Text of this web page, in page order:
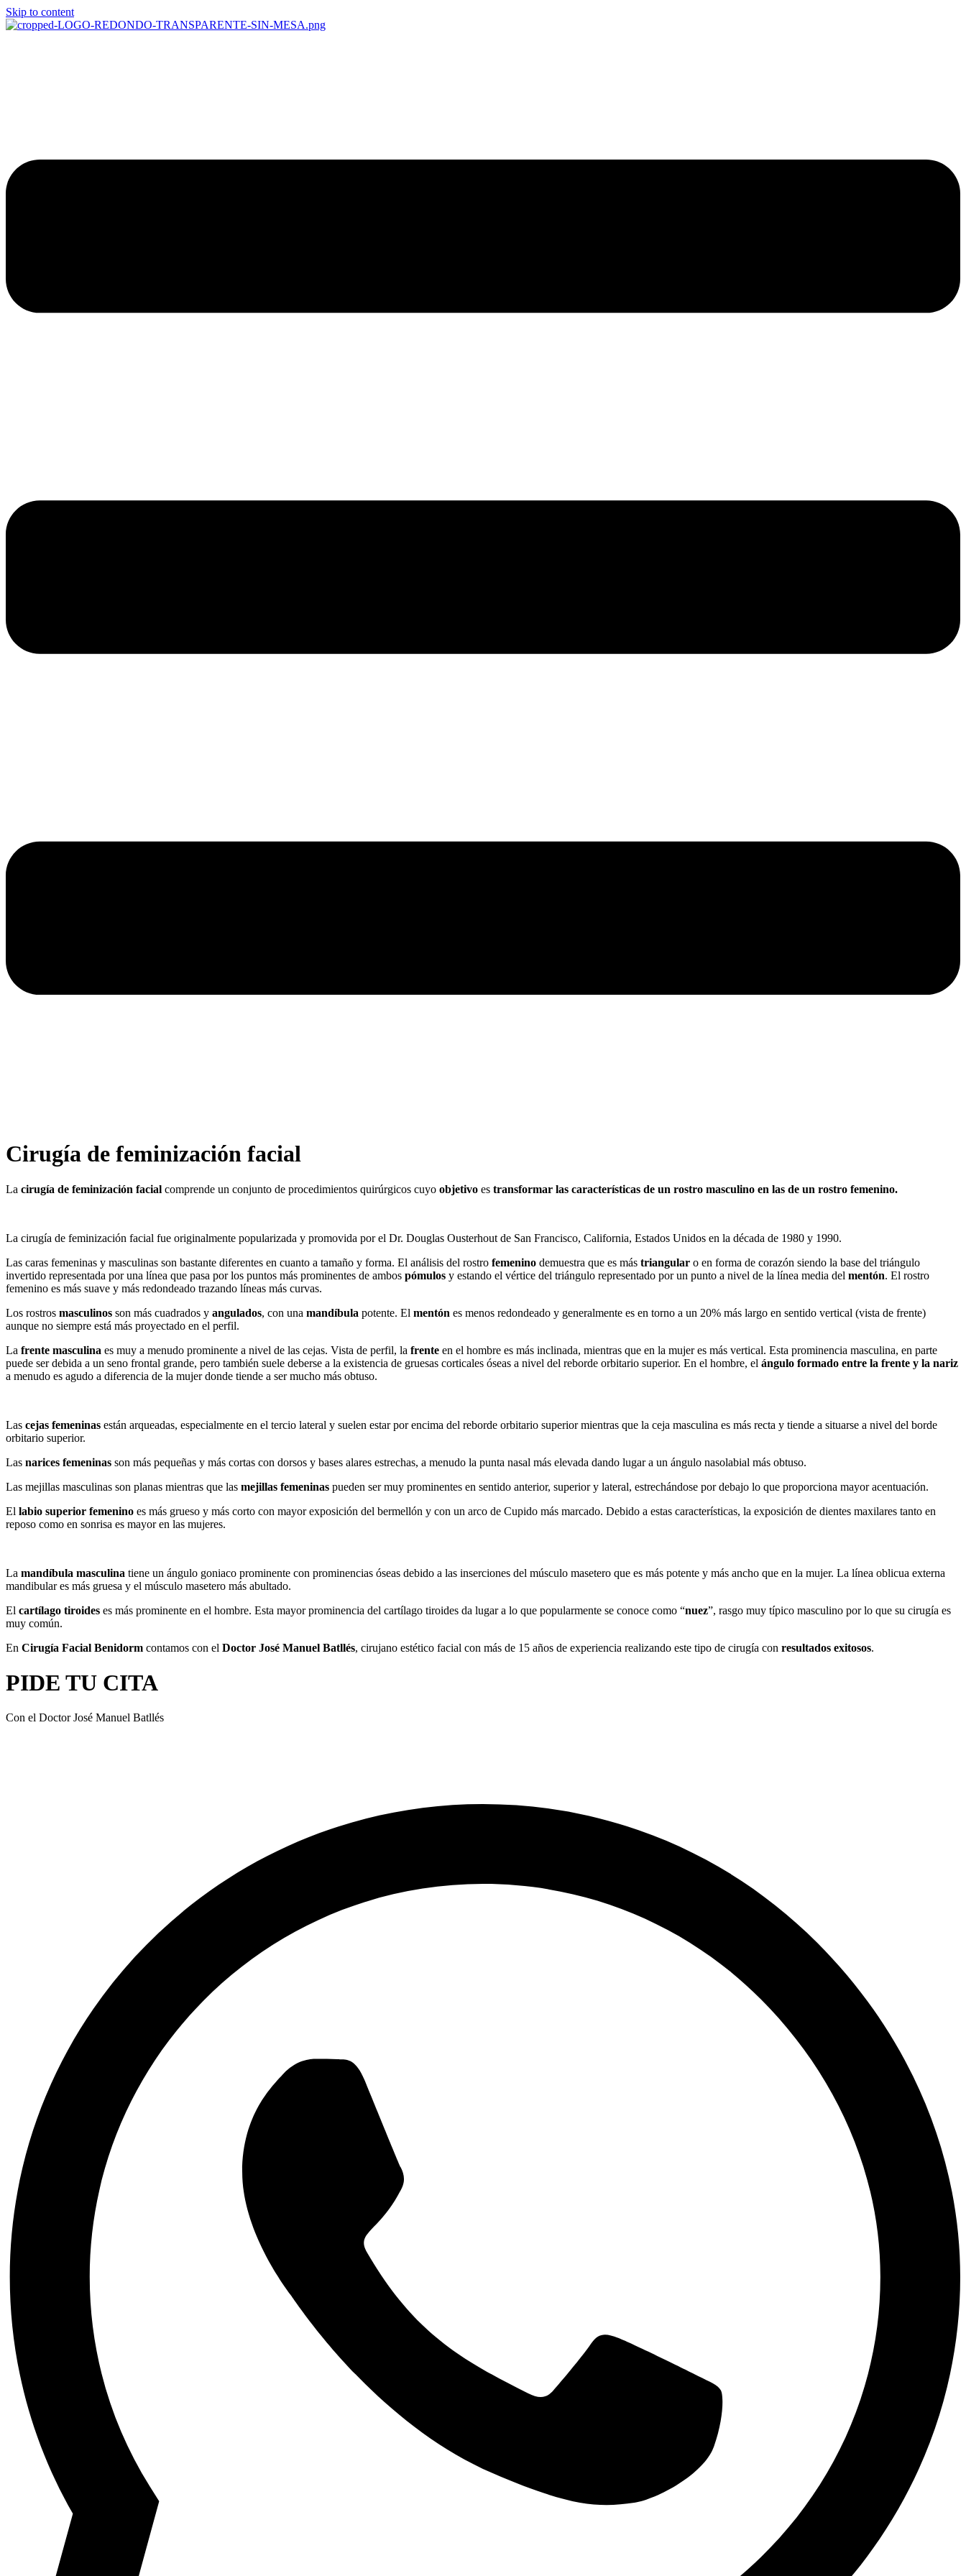
Skip to content
Cirugía de feminización facial
La cirugía de feminización facial comprende un conjunto de procedimientos quirúrgicos cuyo objetivo es transformar las características de un rostro masculino en las de un rostro femenino.
La cirugía de feminización facial fue originalmente popularizada y promovida por el Dr. Douglas Ousterhout de San Francisco, California, Estados Unidos en la década de 1980 y 1990.
Las caras femeninas y masculinas son bastante diferentes en cuanto a tamaño y forma. El análisis del rostro femenino demuestra que es más triangular o en forma de corazón siendo la base del triángulo
invertido representada por una línea que pasa por los puntos más prominentes de ambos pómulos y estando el vértice del triángulo representado por un punto a nivel de la línea media del mentón. El rostro
femenino es más suave y más redondeado trazando líneas más curvas.
Los rostros masculinos son más cuadrados y angulados, con una mandíbula potente. El mentón es menos redondeado y generalmente es en torno a un 20% más largo en sentido vertical (vista de frente)
aunque no siempre está más proyectado en el perfil.
La frente masculina es muy a menudo prominente a nivel de las cejas. Vista de perfil, la frente en el hombre es más inclinada, mientras que en la mujer es más vertical. Esta prominencia masculina, en parte
puede ser debida a un seno frontal grande, pero también suele deberse a la existencia de gruesas corticales óseas a nivel del reborde orbitario superior. En el hombre, el ángulo formado entre la frente y la nariz
a menudo es agudo a diferencia de la mujer donde tiende a ser mucho más obtuso.
Las cejas femeninas están arqueadas, especialmente en el tercio lateral y suelen estar por encima del reborde orbitario superior mientras que la ceja masculina es más recta y tiende a situarse a nivel del borde
orbitario superior.
Las narices femeninas son más pequeñas y más cortas con dorsos y bases alares estrechas, a menudo la punta nasal más elevada dando lugar a un ángulo nasolabial más obtuso.
Las mejillas masculinas son planas mientras que las mejillas femeninas pueden ser muy prominentes en sentido anterior, superior y lateral, estrechándose por debajo lo que proporciona mayor acentuación.
El labio superior femenino es más grueso y más corto con mayor exposición del bermellón y con un arco de Cupido más marcado. Debido a estas características, la exposición de dientes maxilares tanto en
reposo como en sonrisa es mayor en las mujeres.
La mandíbula masculina tiene un ángulo goniaco prominente con prominencias óseas debido a las inserciones del músculo masetero que es más potente y más ancho que en la mujer. La línea oblicua externa
mandibular es más gruesa y el músculo masetero más abultado.
El cartílago tiroides es más prominente en el hombre. Esta mayor prominencia del cartílago tiroides da lugar a lo que popularmente se conoce como “nuez”, rasgo muy típico masculino por lo que su cirugía es
muy común.
En Cirugía Facial Benidorm contamos con el Doctor José Manuel Batllés, cirujano estético facial con más de 15 años de experiencia realizando este tipo de cirugía con resultados exitosos.
PIDE TU CITA
Con el Doctor José Manuel Batllés